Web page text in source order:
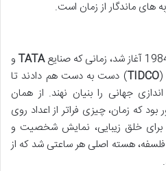
های ماندگار از زمان است.
TATAو
(
TIDCO) دست به دست هم دادند تا
جهانی را بنیان نهند. از همان
که زمان، چیزی فراتر از اعداد روی
خلق زیبایی، نمایش شخصیت و
هسته اصلی هر ساعتی شد که از